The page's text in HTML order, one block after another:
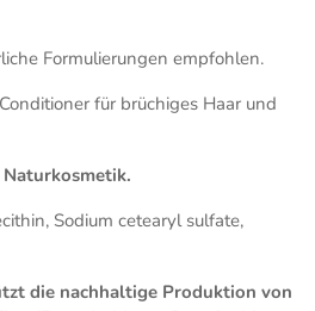
Formulierungen empfohlen.
für brüchiges Haar und
Sodium cetearyl sulfate,
die nachhaltige Produktion von